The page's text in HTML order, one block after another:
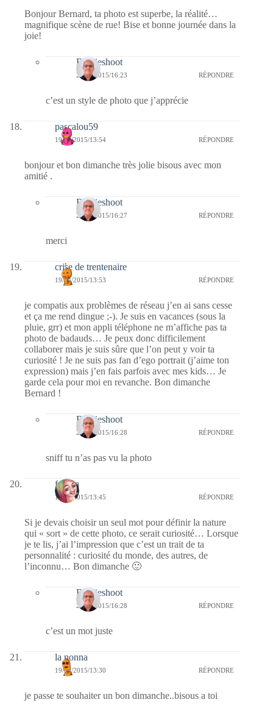
Bonjour Bernard, ta photo est superbe, la réalité…
magnifique scène de rue! Bise et bonne journée dans la
joie!
Bernieshoot
23/04/2015/16:23 RÉPONDRE
c’est un style de photo que j’apprécie
pascalou59
19/04/2015/13:54 RÉPONDRE
bonjour et bon dimanche très jolie bisous avec mon
amitié .
Bernieshoot
23/04/2015/16:27 RÉPONDRE
merci
crise de trentenaire
19/04/2015/13:53 RÉPONDRE
je compatis aux problèmes de réseau j’en ai sans cesse
et ça me rend dingue ;-). Je suis en vacances (sous la
pluie, grr) et mon appli téléphone ne m’affiche pas ta
photo de badauds… Je peux donc difficilement
collaborer mais je suis sûre que l’on peut y voir ta
curiosité ! Je ne suis pas fan d’ego portrait (j’aime ton
expression) mais j’en fais parfois avec mes kids… Je
garde cela pour moi en revanche. Bon dimanche
Bernard !
Bernieshoot
23/04/2015/16:28 RÉPONDRE
sniff tu n’as pas vu la photo
fedora
19/04/2015/13:45 RÉPONDRE
Si je devais choisir un seul mot pour définir la nature
qui « sort » de cette photo, ce serait curiosité… Lorsque
je te lis, j’ai l’impression que c’est un trait de ta
personnalité : curiosité du monde, des autres, de
l’inconnu… Bon dimanche 🙂
Bernieshoot
23/04/2015/16:28 RÉPONDRE
c’est un mot juste
la nonna
19/04/2015/13:30 RÉPONDRE
je passe te souhaiter un bon dimanche..bisous a toi